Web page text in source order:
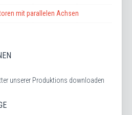
mit parallelen Achsen
unserer Produktions downloaden